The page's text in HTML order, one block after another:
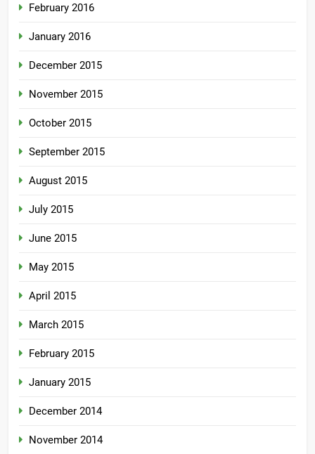
February 2016
January 2016
December 2015
November 2015
October 2015
September 2015
August 2015
July 2015
June 2015
May 2015
April 2015
March 2015
February 2015
January 2015
December 2014
November 2014